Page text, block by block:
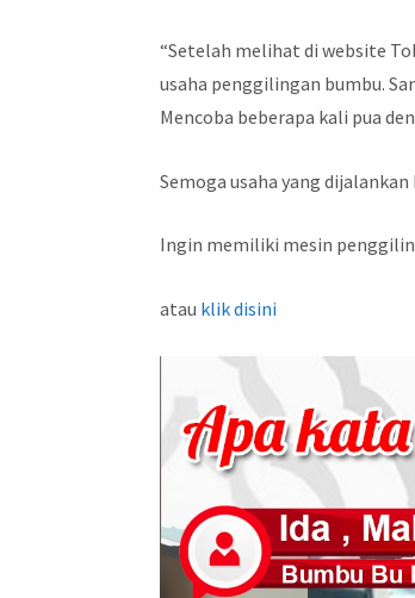
“Setelah melihat di website
usaha penggilingan bumbu.
Mencoba beberapa kali pua
Semoga usaha yang
Ingin memiliki mesin
atau klik disini